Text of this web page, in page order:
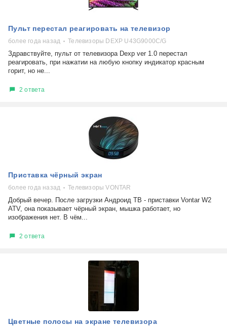
самостоятельный ремонт
выдает ошибку
плохо работает
решение проблемы
Пульт перестал реагировать на телевизор
более года назад Телевизоры DEXP U43G9000C/G
Здравствуйте, пульт от телевизора Dexp ver 1.0 перестал
реагировать, при нажатии на любую кнопку индикатор красным
горит, но не...
2 ответа
Приставка чёрный экран
более года назад Телевизоры VONTAR
Добрый вечер. После загрузки Андроид ТВ - приставки Vontar W2
ATV, она показывает чёрный экран, мышка работает, но
изображения нет. В чём...
2 ответа
Цветные полосы на экране телевизора